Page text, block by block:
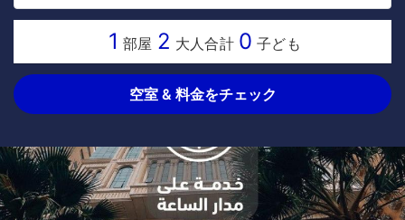
1 部屋 2 大人合計 0 子ども
空室 & 料金をチェック